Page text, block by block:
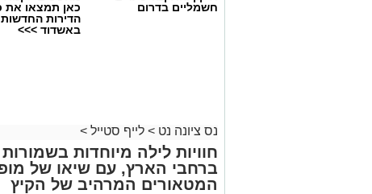
חשמליים בדרום
כאן תמצאו את
הדירות
באשדוד >>>
נס ציונה נט > לייף סטייל >
חוויות לילה מיוחדות
ברחבי הארץ, עם שיאו של
המטאורים המרהיב של הקיץ